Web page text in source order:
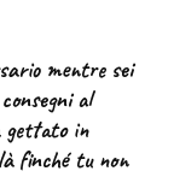
mentre sei
al
gettato in
finché tu non